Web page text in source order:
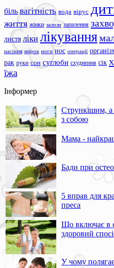
біль вагітність вода вірус
життя жінки залози запалення
листя ліки лікування
насіння нирок ноги нос операції
рак руки сон суглоби схуднення сік
їжа
Інформер
Стрункішим,
з собою
Мама -
Бади при
5 вправ для
преса
Що включає в
здоровий
У чому